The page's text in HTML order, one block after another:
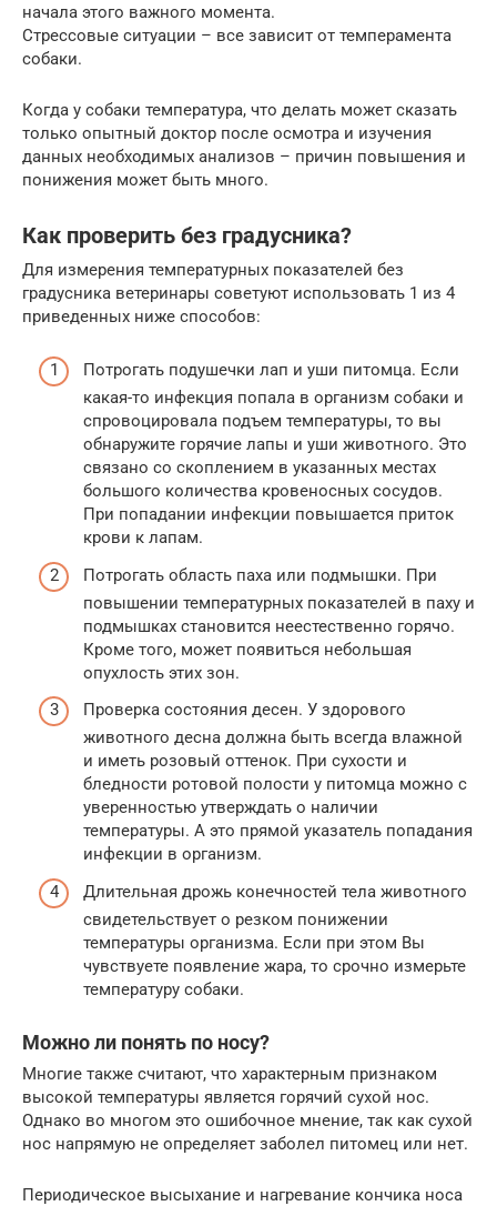
начала этого важного момента.
Стрессовые ситуации – все зависит от темперамента
собаки.
Когда у собаки температура, что делать может сказать
только опытный доктор после осмотра и изучения
данных необходимых анализов – причин повышения и
понижения может быть много.
Как проверить без градусника?
Для измерения температурных показателей без
градусника ветеринары советуют использовать 1 из 4
приведенных ниже способов:
Потрогать подушечки лап и уши питомца. Если
какая-то инфекция попала в организм собаки и
спровоцировала подъем температуры, то вы
обнаружите горячие лапы и уши животного. Это
связано со скоплением в указанных местах
большого количества кровеносных сосудов.
При попадании инфекции повышается приток
крови к лапам.
Потрогать область паха или подмышки. При
повышении температурных показателей в паху и
подмышках становится неестественно горячо.
Кроме того, может появиться небольшая
опухлость этих зон.
Проверка состояния десен. У здорового
животного десна должна быть всегда влажной
и иметь розовый оттенок. При сухости и
бледности ротовой полости у питомца можно с
уверенностью утверждать о наличии
температуры. А это прямой указатель попадания
инфекции в организм.
Длительная дрожь конечностей тела животного
свидетельствует о резком понижении
температуры организма. Если при этом Вы
чувствуете появление жара, то срочно измерьте
температуру собаки.
Можно ли понять по носу?
Многие также считают, что характерным признаком
высокой температуры является горячий сухой нос.
Однако во многом это ошибочное мнение, так как сухой
нос напрямую не определяет заболел питомец или нет.
Периодическое высыхание и нагревание кончика носа